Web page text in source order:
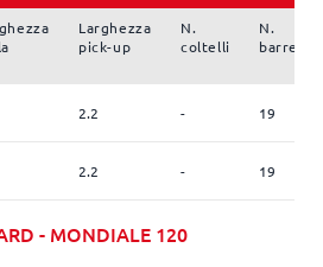
Larghezza
pick-up
N.
coltelli
N.
2.2 - 19
2.2 - 19
- MONDIALE 120